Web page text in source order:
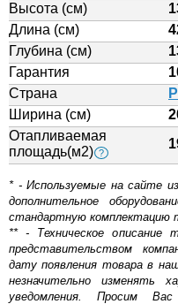
Высота (см)
Длина (см)
Глубина (см)
Гарантия
Страна
Ширина (см)
Отапливаемая
площадь(м2) ?
* - Используемые на сайте
дополнительное
стандартную комплектацию
** - Техническое описание
представительством
дату появления товара в
незначительно изменять
уведомления. Просим